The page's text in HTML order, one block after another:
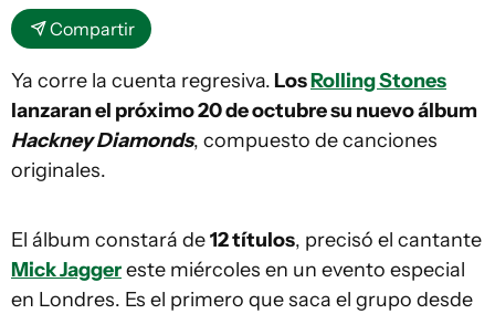
Compartir
Ya corre la cuenta regresiva. LosRolling Stones
lanzaran el próximo 20 de octubre su nuevo álbum
Hackney Diamonds, compuesto de canciones
originales.
El álbum constará de12 títulos, precisó el cantante
Mick Jaggereste miércoles en un evento especial
en Londres. Es el primero que saca el grupo desde